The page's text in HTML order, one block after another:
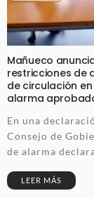
Mañueco
restricciones de
de circulación
alarma
En una
Consejo de
de alarma
LEER MÁS